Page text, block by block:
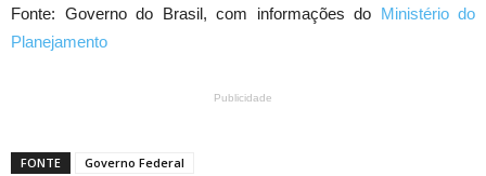
Fonte: Governo do Brasil, com informações do Ministério do
Planejamento
Publicidade
FONTE Governo Federal